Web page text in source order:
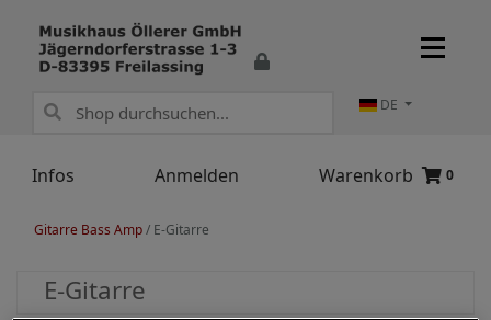
Infos Anmelden Warenkorb 0
DE
Gitarre Bass Amp/ E-Gitarre
E-Gitarre